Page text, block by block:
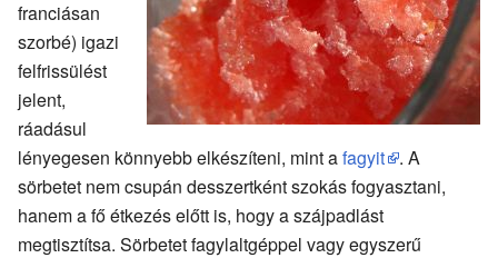
franciásan
szorbé) igazi
felfrissülést
jelent,
ráadásul
lényegesen könnyebb elkészíteni, mint afagyit
. A
sörbetet nem csupán desszertként szokás fogyasztani,
hanem a fő étkezés előtt is, hogy a szájpadlást
megtisztítsa. Sörbetet fagylaltgéppel vagy egyszerű